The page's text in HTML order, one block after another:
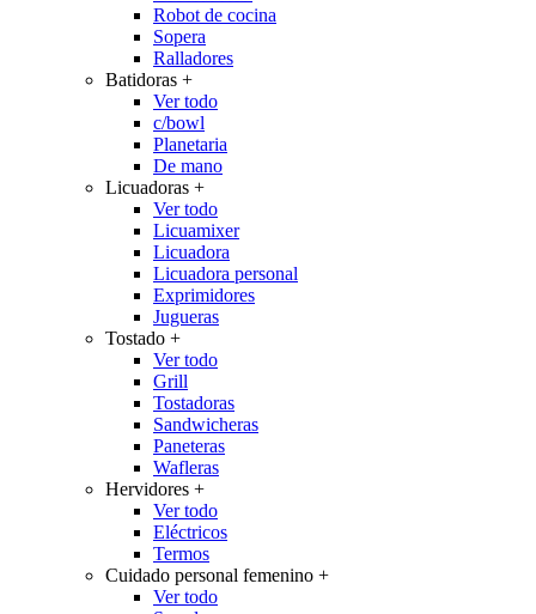
Robot de cocina
Sopera
Ralladores
Batidoras +
Ver todo
c/bowl
Planetaria
De mano
Licuadoras +
Ver todo
Licuamixer
Licuadora
Licuadora personal
Exprimidores
Jugueras
Tostado +
Ver todo
Grill
Tostadoras
Sandwicheras
Paneteras
Wafleras
Hervidores +
Ver todo
Eléctricos
Termos
Cuidado personal femenino +
Ver todo